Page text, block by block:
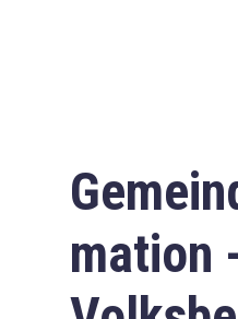
mation